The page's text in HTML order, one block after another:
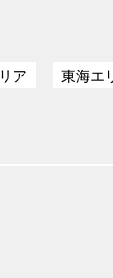
ア 東海エ